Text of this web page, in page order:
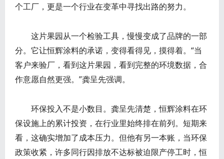
个工厂，更是一个行业在变革中寻找出路的努力。
这片果园从一个检验工具，慢慢变成了品牌的一部
分。它让恒辉涂料的承诺，变得看得见，摸得着。“当
客户来验厂，看到这片果园，看到完整的环境数据，合
作意愿自然更强。”龚呈先强调。
环保投入不是小数目。龚呈先清楚，恒辉涂料在环
保设施上的累计投资，在行业里始终排在前列。短期来
看，这确实增加了成本压力。但他有另一本账，当环保
政策收紧，许多同行因排放不达标被迫限产停工时，恒